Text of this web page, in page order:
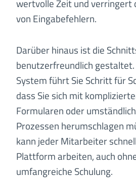
wertvolle Zeit und verringert
von Eingabefehlern.
Darüber hinaus ist die
benutzerfreundlich gestaltet.
System führt Sie Schritt für
dass Sie sich mit
Formularen oder
Prozessen herumschlagen
kann jeder Mitarbeiter
Plattform arbeiten, auch
umfangreiche Schulung.